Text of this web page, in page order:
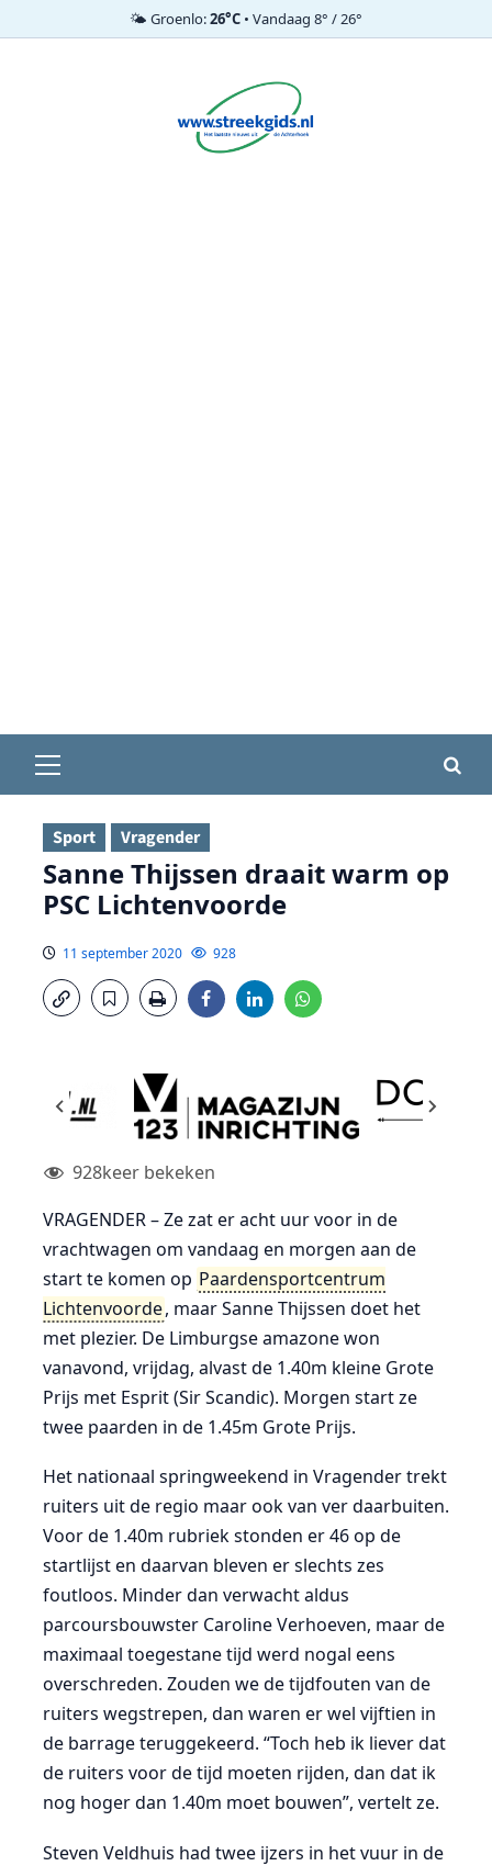
🌤️ Groenlo:26°C • Vandaag 8° / 26°
menu
Sport Vragender
Sanne Thijssen draait warm op
PSC Lichtenvoorde
11 september 2020 928
928keer bekeken
VRAGENDER – Ze zat er acht uur voor in de
vrachtwagen om vandaag en morgen aan de
start te komen op Paardensportcentrum
Lichtenvoorde, maar Sanne Thijssen doet het
met plezier. De Limburgse amazone won
vanavond, vrijdag, alvast de 1.40m kleine Grote
Prijs met Esprit (Sir Scandic). Morgen start ze
twee paarden in de 1.45m Grote Prijs.
Het nationaal springweekend in Vragender trekt
ruiters uit de regio maar ook van ver daarbuiten.
Voor de 1.40m rubriek stonden er 46 op de
startlijst en daarvan bleven er slechts zes
foutloos. Minder dan verwacht aldus
parcoursbouwster Caroline Verhoeven, maar de
maximaal toegestane tijd werd nogal eens
overschreden. Zouden we de tijdfouten van de
ruiters wegstrepen, dan waren er wel vijftien in
de barrage teruggekeerd. “Toch heb ik liever dat
de ruiters voor de tijd moeten rijden, dan dat ik
nog hoger dan 1.40m moet bouwen”, vertelt ze.
Steven Veldhuis had twee ijzers in het vuur in de